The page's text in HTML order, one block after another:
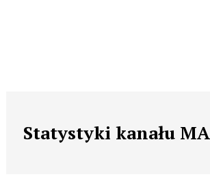
Statystyki kanału